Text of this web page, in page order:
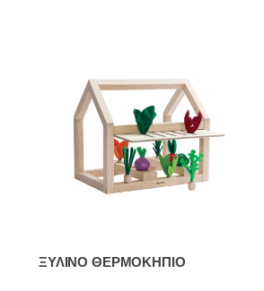
ΞΥΛΙΝΟ ΘΕΡΜΟΚΗΠΙΟ